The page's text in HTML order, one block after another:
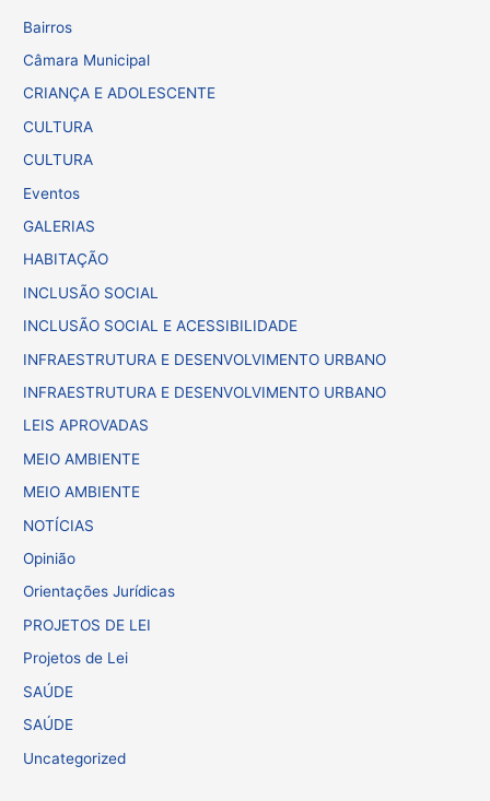
Bairros
Câmara Municipal
CRIANÇA E ADOLESCENTE
CULTURA
CULTURA
Eventos
GALERIAS
HABITAÇÃO
INCLUSÃO SOCIAL
INCLUSÃO SOCIAL E ACESSIBILIDADE
INFRAESTRUTURA E DESENVOLVIMENTO URBANO
INFRAESTRUTURA E DESENVOLVIMENTO URBANO
LEIS APROVADAS
MEIO AMBIENTE
MEIO AMBIENTE
NOTÍCIAS
Opinião
Orientações Jurídicas
PROJETOS DE LEI
Projetos de Lei
SAÚDE
SAÚDE
Uncategorized